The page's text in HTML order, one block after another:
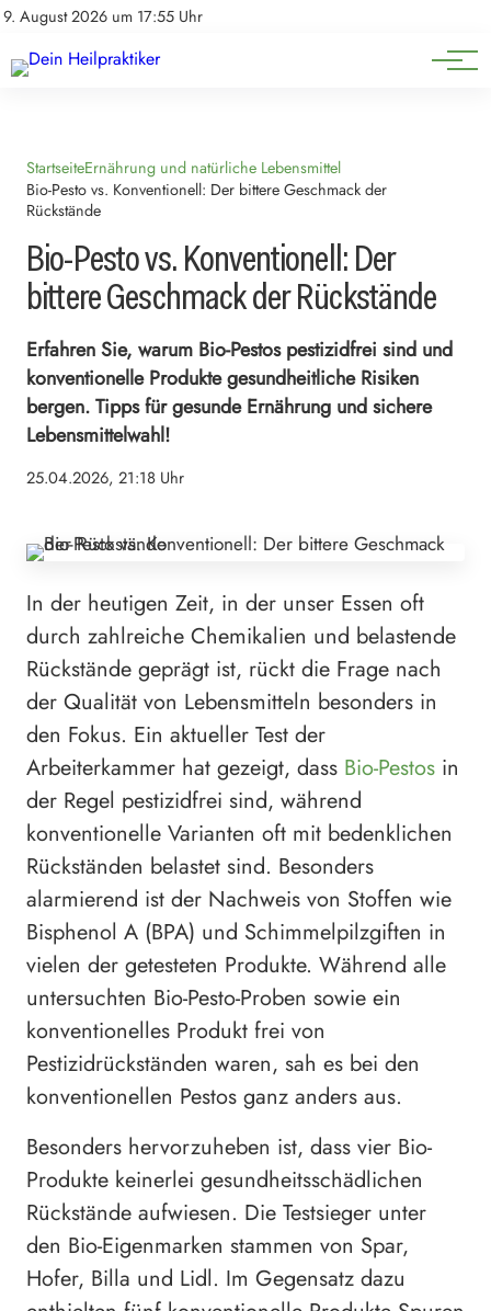
9. August 2026 um 17:55 Uhr
Impressum
Natürliche Medizin
Heilpflanzen & Kräuterkunde
StartseiteErnährung und natürliche Lebensmittel
Bio-Pesto vs. Konventionell: Der bittere Geschmack der
Rückstände
Bio-Pesto vs. Konventionell: Der
bittere Geschmack der Rückstände
Erfahren Sie, warum Bio-Pestos pestizidfrei sind und
konventionelle Produkte gesundheitliche Risiken
bergen. Tipps für gesunde Ernährung und sichere
Lebensmittelwahl!
25.04.2026, 21:18 Uhr
In der heutigen Zeit, in der unser Essen oft
durch zahlreiche Chemikalien und belastende
Rückstände geprägt ist, rückt die Frage nach
der Qualität von Lebensmitteln besonders in
den Fokus. Ein aktueller Test der
Arbeiterkammer hat gezeigt, dass Bio-Pestos in
der Regel pestizidfrei sind, während
konventionelle Varianten oft mit bedenklichen
Rückständen belastet sind. Besonders
alarmierend ist der Nachweis von Stoffen wie
Bisphenol A (BPA) und Schimmelpilzgiften in
vielen der getesteten Produkte. Während alle
untersuchten Bio-Pesto-Proben sowie ein
konventionelles Produkt frei von
Pestizidrückständen waren, sah es bei den
konventionellen Pestos ganz anders aus.
Besonders hervorzuheben ist, dass vier Bio-
Produkte keinerlei gesundheitsschädlichen
Rückstände aufwiesen. Die Testsieger unter
den Bio-Eigenmarken stammen von Spar,
Hofer, Billa und Lidl. Im Gegensatz dazu